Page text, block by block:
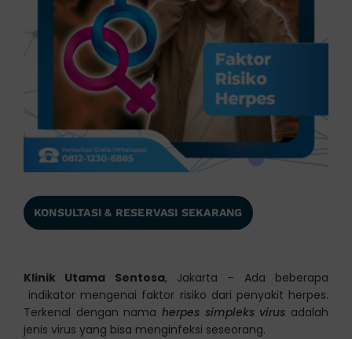
KONSULTASI & RESERVASI SEKARANG
Klinik Utama Sentosa, Jakarta – Ada beberapa
indikator mengenai faktor risiko dari penyakit herpes.
Terkenal dengan nama herpes simpleks virus adalah
jenis virus yang bisa menginfeksi seseorang.